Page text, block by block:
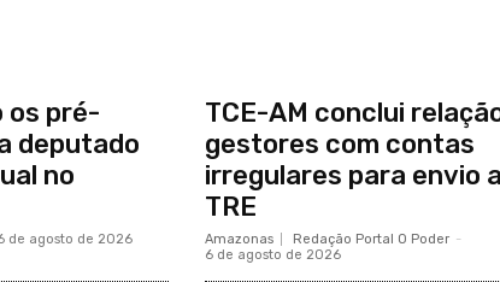
os pré-
deputado
no
de agosto de 2026
TCE-AM conclui
gestores com contas
irregulares para envio
TRE
Amazonas Redação Portal O Poder -
6 de agosto de 2026